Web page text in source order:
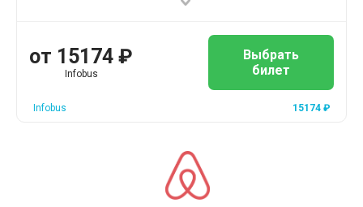
от 15174 ₽
Infobus
Выбрать
билет
Infobus 15174 ₽